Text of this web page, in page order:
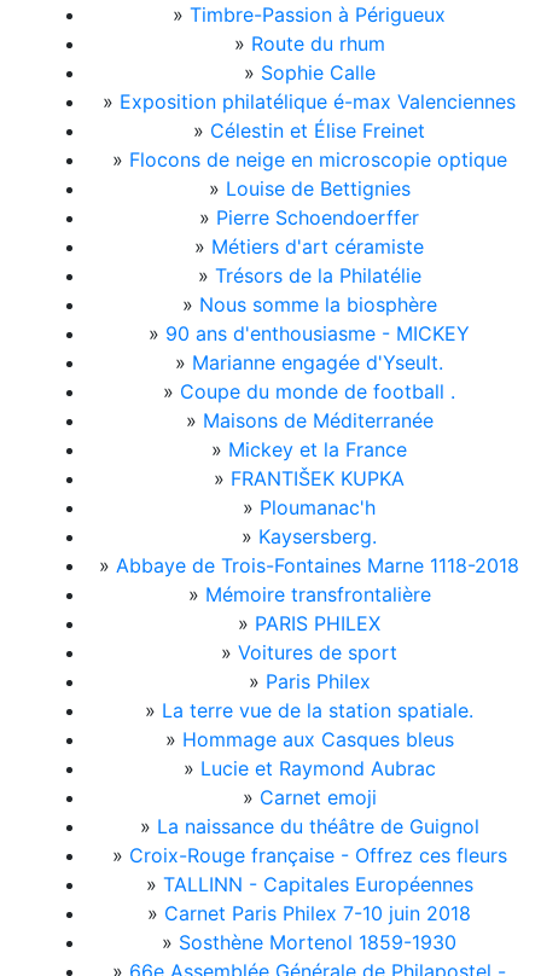
» Timbre-Passion à Périgueux
» Route du rhum
» Sophie Calle
» Exposition philatélique é-max Valenciennes
» Célestin et Élise Freinet
» Flocons de neige en microscopie optique
» Louise de Bettignies
» Pierre Schoendoerffer
» Métiers d'art céramiste
» Trésors de la Philatélie
» Nous somme la biosphère
» 90 ans d'enthousiasme - MICKEY
» Marianne engagée d'Yseult.
» Coupe du monde de football .
» Maisons de Méditerranée
» Mickey et la France
» FRANTIŠEK KUPKA
» Ploumanac'h
» Kaysersberg.
» Abbaye de Trois-Fontaines Marne 1118-2018
» Mémoire transfrontalière
» PARIS PHILEX
» Voitures de sport
» Paris Philex
» La terre vue de la station spatiale.
» Hommage aux Casques bleus
» Lucie et Raymond Aubrac
» Carnet emoji
» La naissance du théâtre de Guignol
» Croix-Rouge française - Offrez ces fleurs
» TALLINN - Capitales Européennes
» Carnet Paris Philex 7-10 juin 2018
» Sosthène Mortenol 1859-1930